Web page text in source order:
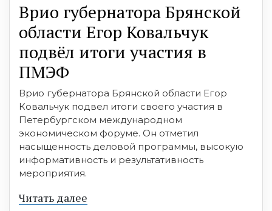
Врио губернатора Брянской
области Егор Ковальчук
подвёл итоги участия в
ПМЭФ
Врио губернатора Брянской области Егор
Ковальчук подвел итоги своего участия в
Петербургском международном
экономическом форуме. Он отметил
насыщенность деловой программы, высокую
информативность и результативность
мероприятия.
Читать далее